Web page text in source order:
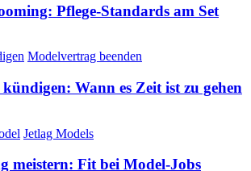
Pflege-Standards am Set
Modelvertrag beenden
Wann es Zeit ist zu gehen
Jetlag Models
meistern: Fit bei Model-Jobs